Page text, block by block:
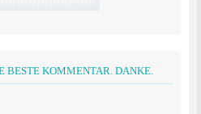
BESTE KOMMENTAR. DANKE.